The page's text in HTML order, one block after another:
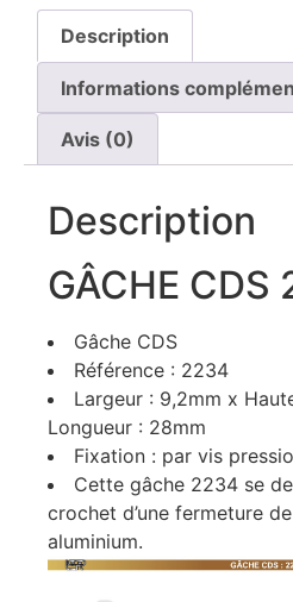
Description
Informations
Avis (0)
Description
GÂCHE CDS
Gâche CDS
Référence : 2234
Largeur : 9,2mm x
Longueur : 28mm
Fixation : par vis
Cette gâche 2234 se
crochet d’une fermeture
aluminium.